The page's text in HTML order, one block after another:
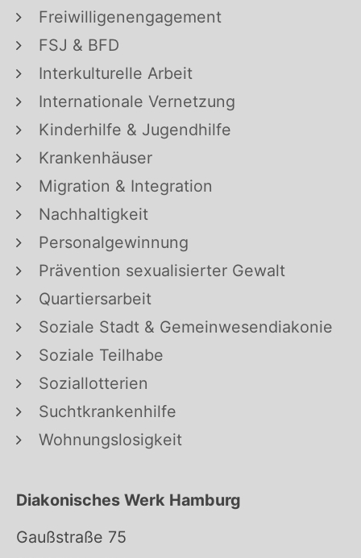
Freiwilligenengagement
FSJ & BFD
Interkulturelle Arbeit
Internationale Vernetzung
Kinderhilfe & Jugendhilfe
Krankenhäuser
Migration & Integration
Nachhaltigkeit
Personalgewinnung
Prävention sexualisierter Gewalt
Quartiersarbeit
Soziale Stadt & Gemeinwesendiakonie
Soziale Teilhabe
Soziallotterien
Suchtkrankenhilfe
Wohnungslosigkeit
Diakonisches Werk Hamburg
Gaußstraße 75